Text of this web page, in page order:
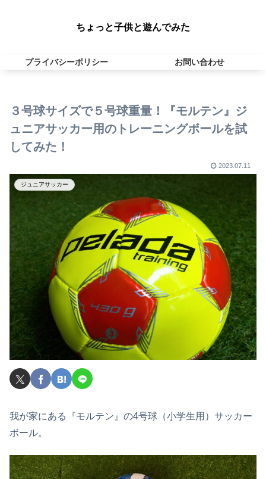
ちょっと子供と遊んでみた
プライバシーポリシー お問い合わせ
３号球サイズで５号球重量！『モルテン』ジ
ュニアサッカー用のトレーニングボールを試
してみた！
2023.07.11
ジュニアサッカー
我が家にある『モルテン』の4号球（小学生用）サッカー
ボール。